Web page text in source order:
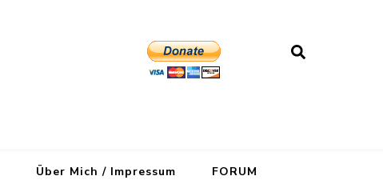
Über Mich / Impressum FORUM